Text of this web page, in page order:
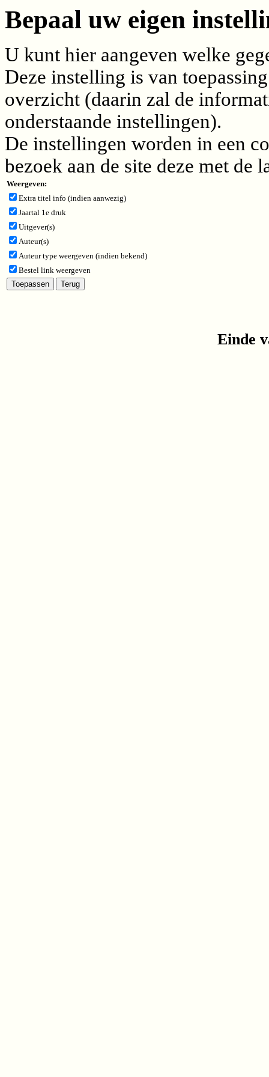
Bepaal uw eigen
U kunt hier aangeven welke
Deze instelling is van
overzicht (daarin zal de
onderstaande instellingen).
De instellingen worden in een
bezoek aan de site deze met de
Weergeven:
Extra titel info (indien aanwezig)
Jaartal 1e druk
Uitgever(s)
Auteur(s)
Auteur type weergeven (indien bekend)
Bestel link weergeven
Einde